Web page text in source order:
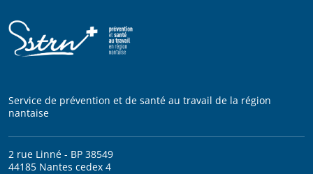
Service de prévention et de santé au travail de la région
nantaise
2 rue Linné - BP 38549
44185 Nantes cedex 4